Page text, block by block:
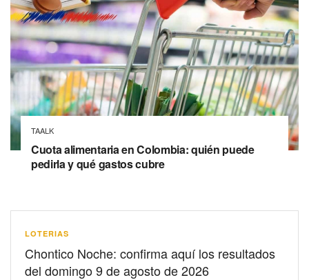
TAALK
Cuota alimentaria en Colombia: quién puede
pedirla y qué gastos cubre
LOTERIAS
Chontico Noche: confirma aquí los resultados
del domingo 9 de agosto de 2026